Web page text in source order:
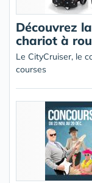
Découvrez
chariot à
Le CityCruiser, le
courses